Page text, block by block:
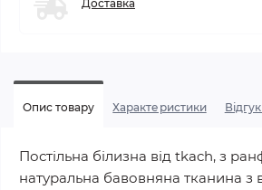
Доставка
Опис товару Характеристики
Постільна білизна від tkach, з
натуральна бавовняна тканина з